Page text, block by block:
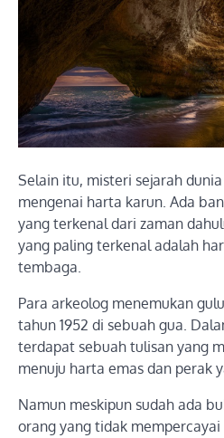
Selain itu, misteri sejarah
mengenai harta karun. Ada
yang terkenal dari zaman
yang paling terkenal adalah
tembaga.
Para arkeolog menemukan
tahun 1952 di sebuah gua.
terdapat sebuah tulisan yang
menuju harta emas dan perak
Namun meskipun sudah ada
orang yang tidak